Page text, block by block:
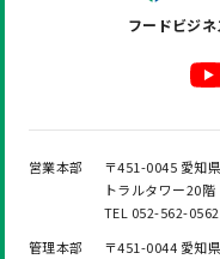
フードビジネ
営業本部
〒451-0045 愛知
トラルタワー20階
TEL 052-562-
管理本部
〒451-0044 愛知